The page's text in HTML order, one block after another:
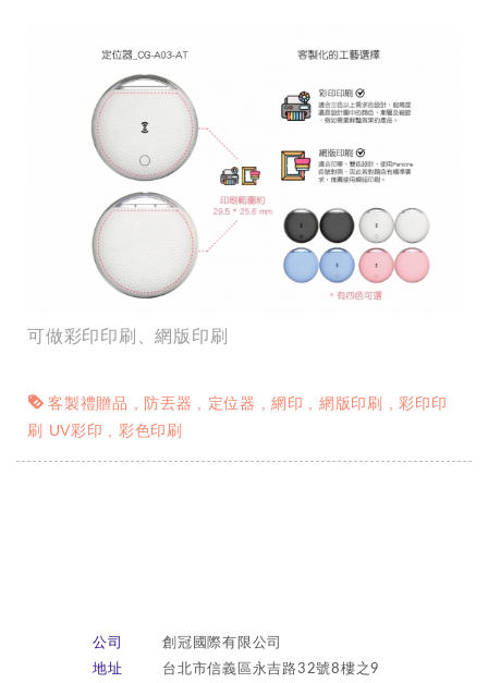
可做彩印印刷、網版印刷
客製禮贈品 防丟器 定位器 網印 網版印刷
彩印印
刷 UV彩印
彩色印刷
公司
創冠國際有限公司
地址
台北市信義區永吉路32號8樓之9